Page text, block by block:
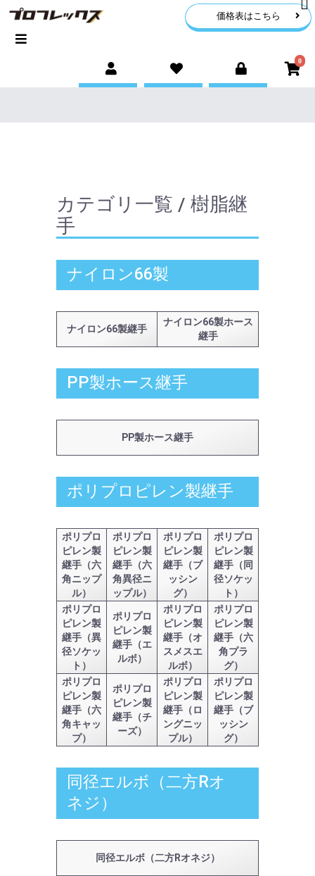
価格表はこちら
0
カテゴリ一覧 / 樹脂継
手
ナイロン66製
ナイロン66製継手
ナイロン66製ホース
継手
PP製ホース継手
PP製ホース継手
ポリプロピレン製継手
ポリプロ
ピレン製
継手（六
角ニップ
ル）
ポリプロ
ピレン製
継手（六
角異径ニ
ップル）
ポリプロ
ピレン製
継手（ブ
ッシン
グ）
ポリプロ
ピレン製
継手（同
径ソケッ
ト）
ポリプロ
ピレン製
継手（異
径ソケッ
ト）
ポリプロ
ピレン製
継手（エ
ルボ）
ポリプロ
ピレン製
継手（オ
スメスエ
ルボ）
ポリプロ
ピレン製
継手（六
角プラ
グ）
ポリプロ
ピレン製
継手（六
角キャッ
プ）
ポリプロ
ピレン製
継手（チ
ーズ）
ポリプロ
ピレン製
継手（ロ
ングニッ
プル）
ポリプロ
ピレン製
継手（ブ
ッシン
グ）
同径エルボ（二方Rオ
ネジ）
同径エルボ（二方Rオネジ）